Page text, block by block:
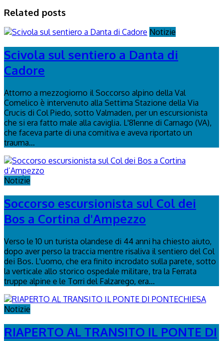
Related posts
Notizie
Scivola sul sentiero a Danta di
Cadore
Attorno a mezzogiorno il Soccorso alpino della Val
Comelico è intervenuto alla Settima Stazione della Via
Crucis di Col Piedo, sotto Valmaden, per un escursionista
che si era fatto male alla caviglia. L'81enne di Carnago (VA),
che faceva parte di una comitiva e aveva riportato un
trauma...
Notizie
Soccorso escursionista sul Col dei
Bos a Cortina d'Ampezzo
Verso le 10 un turista olandese di 44 anni ha chiesto aiuto,
dopo aver perso la traccia mentre risaliva il sentiero del Col
dei Bos. L'uomo, che era finito incrodato sulla parete, sotto
la verticale allo storico ospedale militare, tra la Ferrata
truppe alpine e le Torri del Falzarego, era...
Notizie
RIAPERTO AL TRANSITO IL PONTE DI